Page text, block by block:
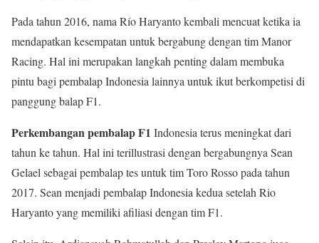
Pada tahun 2016, nama Río Haryanto kembali mencuat ketika ia
mendapatkan kesempatan untuk bergabung dengan tim Manor
Racing. Hal ini merupakan langkah penting dalam membuka
pintu bagi pembalap Indonesia lainnya untuk ikut berkompetisi di
panggung balap F1.
Perkembangan pembalap F1 Indonesia terus meningkat dari
tahun ke tahun. Hal ini terillustrasi dengan bergabungnya Sean
Gelael sebagai pembalap tes untuk tim Toro Rosso pada tahun
2017. Sean menjadi pembalap Indonesia kedua setelah Rio
Haryanto yang memiliki afiliasi dengan tim F1.